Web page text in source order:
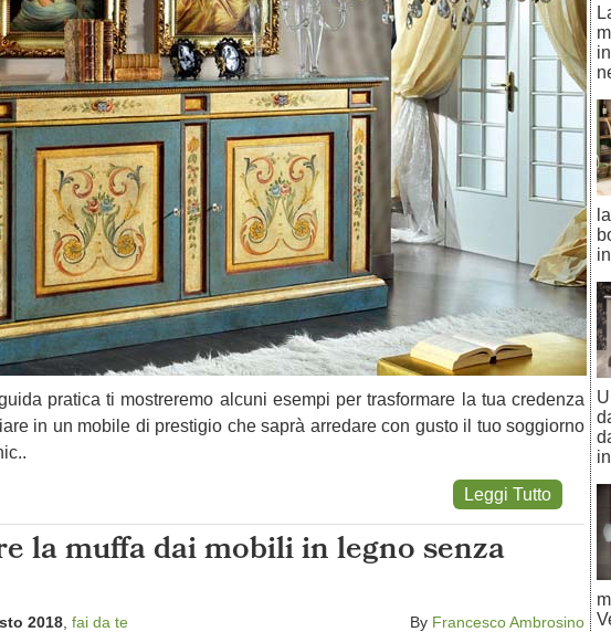
pratica ti mostreremo alcuni esempi per trasformare la tua credenza
in un mobile di prestigio che saprà arredare con gusto il tuo soggiorno
Leggi Tutto
la muffa dai mobili in legno senza
2018 fai da te By Francesco Ambrosino